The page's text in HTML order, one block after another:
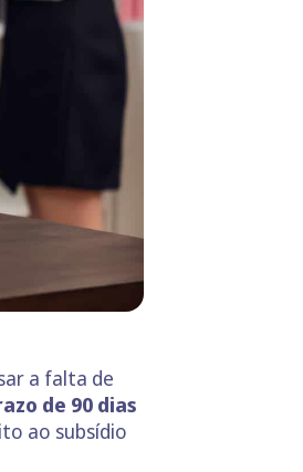
a falta de
de 90 dias
ao subsídio